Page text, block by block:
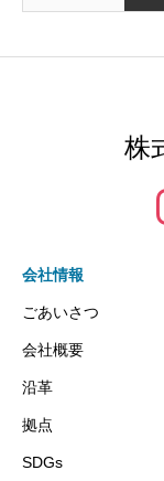
株
会社情報
ごあいさつ
会社概要
沿革
拠点
SDGs